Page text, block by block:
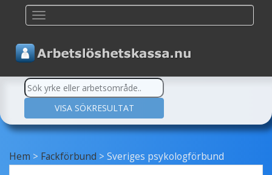
Hem > Fackförbund > Sveriges psykologförbund